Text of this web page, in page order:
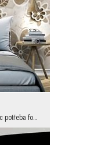
K vytvoření květinové dekorace nejsou vůbec potřeba fotky zahrádek nebo louky. Někdy stačí jen tr...